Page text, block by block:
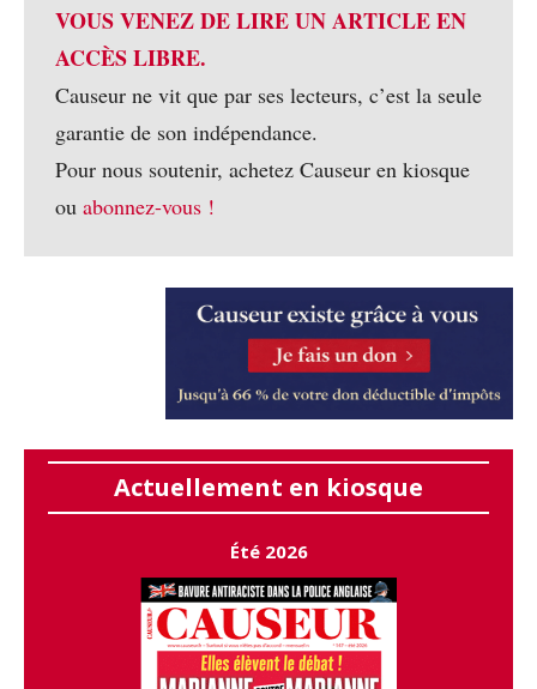
VOUS VENEZ DE LIRE UN ARTICLE EN
ACCÈS LIBRE.
Causeur ne vit que par ses lecteurs, c’est la seule
garantie de son indépendance.
Pour nous soutenir, achetez Causeur en kiosque
ou abonnez-vous !
Actuellement en kiosque
Été 2026